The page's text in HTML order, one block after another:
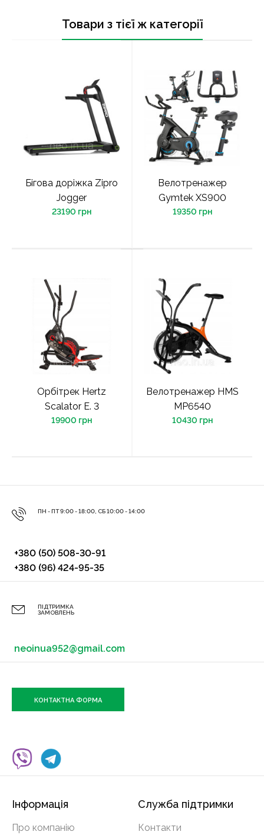
Товари з тієї ж категорії
Бігова доріжка Zipro
Jogger
23190 грн
Велотренажер
Gymtek XS900
19350 грн
Орбітрек Hertz
Scalator E. 3
19900 грн
Велотренажер HMS
MP6540
10430 грн
ПН - ПТ 9:00 - 18:00, СБ 10:00 - 14:00
+380 (50) 508-30-91
+380 (96) 424-95-35
ПІДТРИМКА
ЗАМОВЛЕНЬ
neoinua952@gmail.com
КОНТАКТНА ФОРМА
Інформація
Про компанію
Служба підтримки
Контакти